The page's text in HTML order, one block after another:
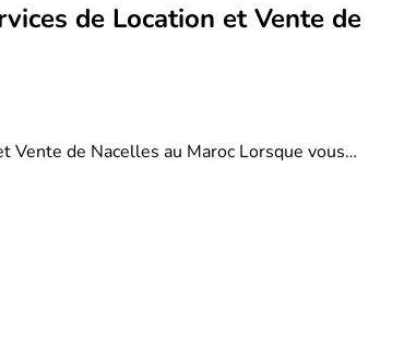
de Location et Vente de
Vente de Nacelles au Maroc Lorsque vous…